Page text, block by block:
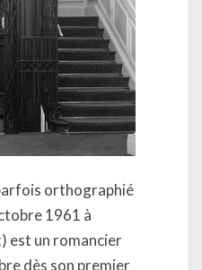
orthographié
1961 à
est un romancier
dès son premier